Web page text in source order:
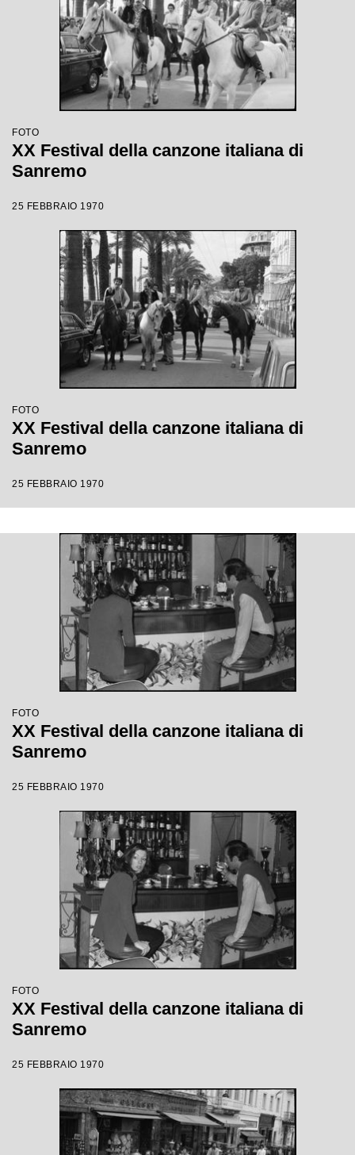
FOTO
XX Festival della canzone italiana di
Sanremo
25 FEBBRAIO 1970
FOTO
XX Festival della canzone italiana di
Sanremo
25 FEBBRAIO 1970
FOTO
XX Festival della canzone italiana di
Sanremo
25 FEBBRAIO 1970
FOTO
XX Festival della canzone italiana di
Sanremo
25 FEBBRAIO 1970